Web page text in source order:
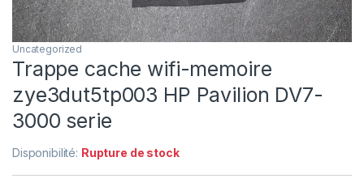
Uncategorized
Trappe cache wifi-memoire
zye3dut5tp003 HP Pavilion DV7-
3000 serie
Disponibilité: Rupture de stock